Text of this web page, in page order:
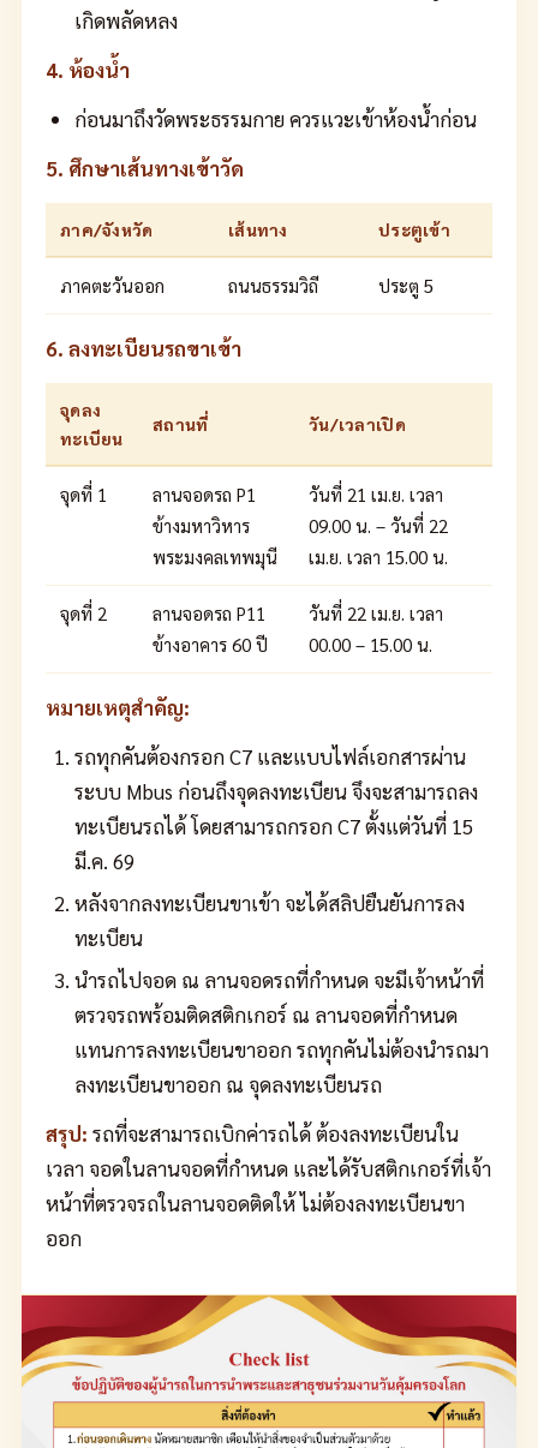
เกิดพลัดหลง
4. ห้องน้ำ
ก่อนมาถึงวัดพระธรรมกาย ควรแวะเข้าห้องน้ำก่อน
5. ศึกษาเส้นทางเข้าวัด
ภาค/จังหวัด เส้นทาง ประตูเข้า
ภาคตะวันออก ถนนธรรมวิถี ประตู 5
6. ลงทะเบียนรถขาเข้า
จุดลง
ทะเบียน
สถานที่ วัน/เวลาเปิด
จุดที่ 1
ลานจอดรถ P1
ข้างมหาวิหาร
พระมงคลเทพมุนี
วันที่ 21 เม.ย. เวลา
09.00 น. – วันที่ 22
เม.ย. เวลา 15.00 น.
จุดที่ 2
ลานจอดรถ P11
ข้างอาคาร 60 ปี
วันที่ 22 เม.ย. เวลา
00.00 – 15.00 น.
หมายเหตุสำคัญ:
รถทุกคันต้องกรอก C7 และแบบไฟล์เอกสารผ่าน
ระบบ Mbus ก่อนถึงจุดลงทะเบียน จึงจะสามารถลง
ทะเบียนรถได้ โดยสามารถกรอก C7 ตั้งแต่วันที่ 15
มี.ค. 69
หลังจากลงทะเบียนขาเข้า จะได้สลิปยืนยันการลง
ทะเบียน
นำรถไปจอด ณ ลานจอดรถที่กำหนด จะมีเจ้าหน้าที่
ตรวจรถพร้อมติดสติกเกอร์ ณ ลานจอดที่กำหนด
แทนการลงทะเบียนขาออก รถทุกคันไม่ต้องนำรถมา
ลงทะเบียนขาออก ณ จุดลงทะเบียนรถ
สรุป: รถที่จะสามารถเบิกค่ารถได้ ต้องลงทะเบียนใน
เวลา จอดในลานจอดที่กำหนด และได้รับสติกเกอร์ที่เจ้า
หน้าที่ตรวจรถในลานจอดติดให้ ไม่ต้องลงทะเบียนขา
ออก